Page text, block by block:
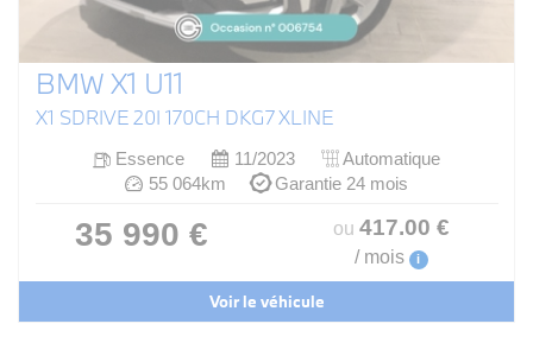
BMW X1 U11
X1 SDRIVE 20I 170CH DKG7 XLINE
Essence 11/2023
Automatique
55 064km
Garantie 24 mois
35 990 € ou 417.00 €
/ mois i
Voir le véhicule